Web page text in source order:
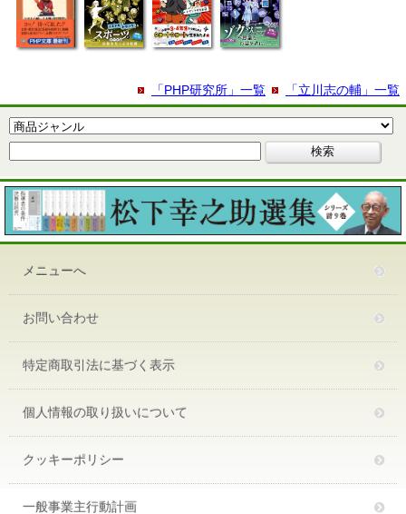
「立川志の輔」一覧
「PHP研究所」一覧
メニューへ
お問い合わせ
特定商取引法に基づく表示
個人情報の取り扱いについて
クッキーポリシー
一般事業主行動計画